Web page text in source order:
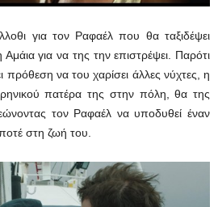
για τον Ραφαέλ που θα ταξιδέψει
για να της την επιστρέψει. Παρότι
πρόθεση να του χαρίσει άλλες νύχτες, η
πατέρα της στην πόλη, θα της
τον Ραφαέλ να υποδυθεί έναν
στη ζωή του.